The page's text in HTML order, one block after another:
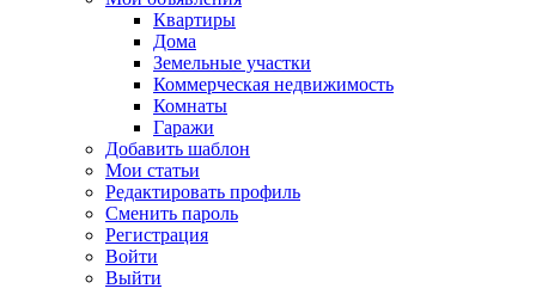
Квартиры
Дома
Земельные участки
Коммерческая недвижимость
Комнаты
Гаражи
Добавить шаблон
Мои статьи
Редактировать профиль
Сменить пароль
Регистрация
Войти
Выйти